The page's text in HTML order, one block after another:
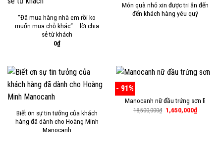
“Đã mua hàng nhà em rồi ko
muốn mua chỗ khác“ – lời chia
sẻ từ khách
0₫
Món quà nhỏ xin được tri ân đến
đến khách hàng yêu quý
Biết ơn sự tin tưởng của khách
hàng đã dành cho Hoàng Minh
Manocanh
- 91%
Manocanh nữ đầu trứng sơn lì
18,500,000₫ Giá
gốc
1,650,000₫Giá
hiện